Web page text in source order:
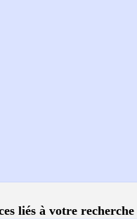
liés à votre recherche